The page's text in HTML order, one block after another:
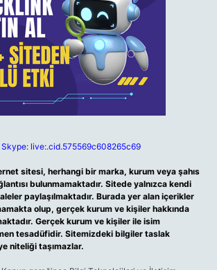
Skype: live:.cid.575569c608265c69
sitesi, herhangi bir marka, kurum veya şahıs
bulunmamaktadır. Sitede yalnızca kendi
paylaşılmaktadır. Burada yer alan içerikler
olup, gerçek kurum ve kişiler hakkında
Gerçek kurum ve kişiler ile isim
tesadüfidir. Sitemizdeki bilgiler taslak
niteliği taşımazlar.